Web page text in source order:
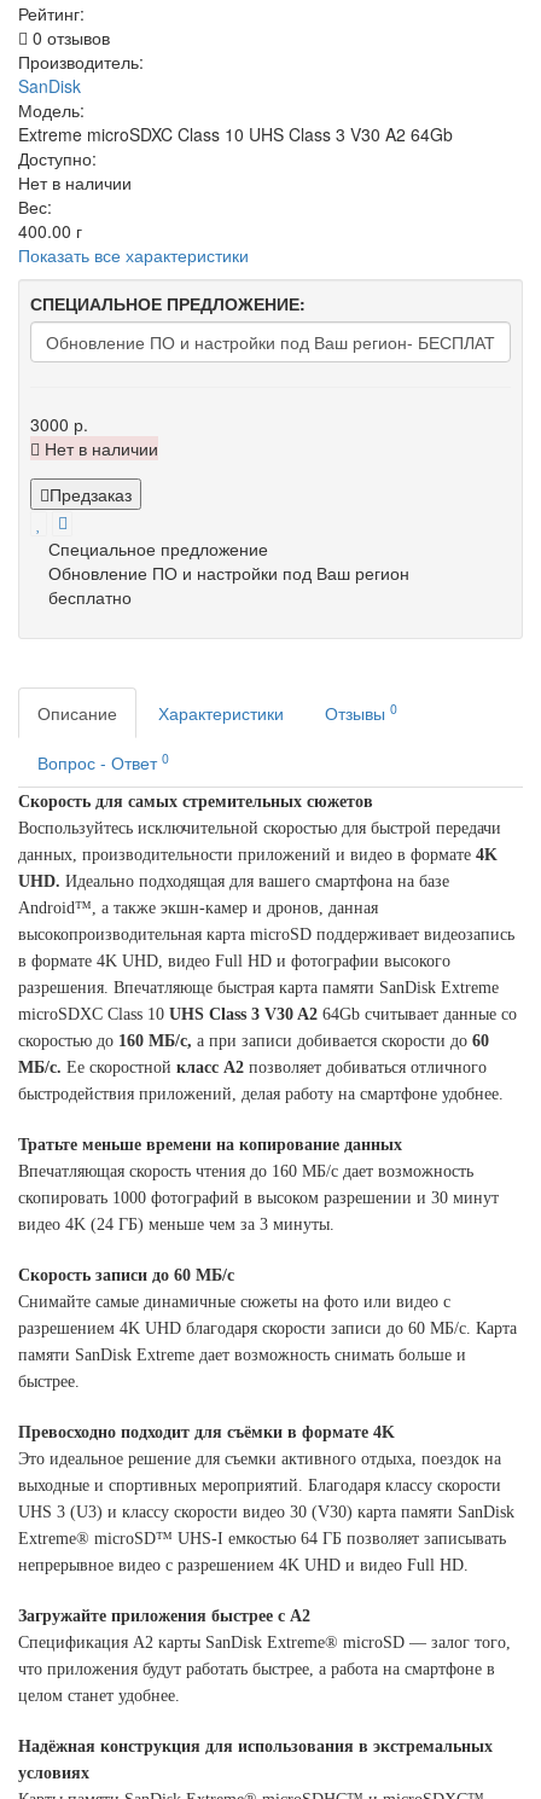
Рейтинг:
0 отзывов
Производитель:
SanDisk
Модель:
Extreme microSDXC Class 10 UHS Class 3 V30 A2 64Gb
Доступно:
Нет в наличии
Вес:
400.00 г
Показать все характеристики
СПЕЦИАЛЬНОЕ ПРЕДЛОЖЕНИЕ:
3000 р.
Нет в наличии
Предзаказ
Специальное предложение
Обновление ПО и настройки под Ваш регион
бесплатно
Описание Характеристики Отзывы 0
Вопрос - Ответ 0
Скорость для самых стремительных сюжетов
Воспользуйтесь исключительной скоростью для быстрой передачи
данных, производительности приложений и видео в формате 4K
UHD. Идеально подходящая для вашего смартфона на базе
Android™, а также экшн-камер и дронов, данная
высокопроизводительная карта microSD поддерживает видеозапись
в формате 4K UHD, видео Full HD и фотографии высокого
разрешения. Впечатляюще быстрая карта памяти SanDisk Extreme
microSDXC Class 10 UHS Class 3 V30 A2 64Gb считывает данные со
скоростью до 160 МБ/с, а при записи добивается скорости до 60
МБ/с. Ее скоростной класс A2 позволяет добиваться отличного
быстродействия приложений, делая работу на смартфоне удобнее.
Тратьте меньше времени на копирование данных
Впечатляющая скорость чтения до 160 МБ/с дает возможность
скопировать 1000 фотографий в высоком разрешении и 30 минут
видео 4K (24 ГБ) меньше чем за 3 минуты.
Скорость записи до 60 МБ/с
Снимайте самые динамичные сюжеты на фото или видео с
разрешением 4K UHD благодаря скорости записи до 60 МБ/с. Карта
памяти SanDisk Extreme дает возможность снимать больше и
быстрее.
Превосходно подходит для съёмки в формате 4K
Это идеальное решение для съемки активного отдыха, поездок на
выходные и спортивных мероприятий. Благодаря классу скорости
UHS 3 (U3) и классу скорости видео 30 (V30) карта памяти SanDisk
Extreme® microSD™ UHS-I емкостью 64 ГБ позволяет записывать
непрерывное видео с разрешением 4K UHD и видео Full HD.
Загружайте приложения быстрее с A2
Спецификация A2 карты SanDisk Extreme® microSD — залог того,
что приложения будут работать быстрее, а работа на смартфоне в
целом станет удобнее.
Надёжная конструкция для использования в экстремальных
условиях